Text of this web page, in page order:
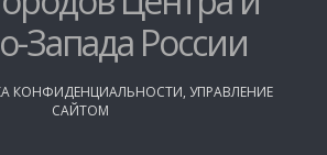
Запада России
КОНФИДЕНЦИАЛЬНОСТИ, УПРАВЛЕНИЕ
САЙТОМ